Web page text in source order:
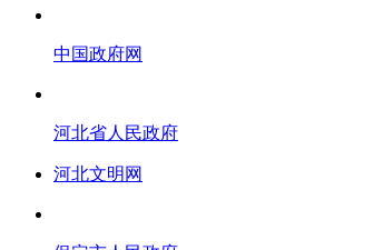
中国政府网
河北省人民政府
河北文明网